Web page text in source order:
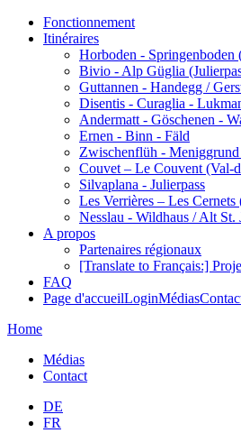
Fonctionnement
Itinéraires
Horboden - Springenboden
Bivio - Alp Güglia
Guttannen - Handegg /
Disentis - Curaglia -
Andermatt - Göschenen -
Ernen - Binn - Fäld
Zwischenflüh -
Couvet – Le Couvent (Val-
Silvaplana - Julierpass
Les Verrières – Les Cernets
Nesslau - Wildhaus / Alt St.
A propos
Partenaires régionaux
[Translate to Français:]
FAQ
Page d'accueilLoginMédias
Home
Médias
Contact
DE
FR